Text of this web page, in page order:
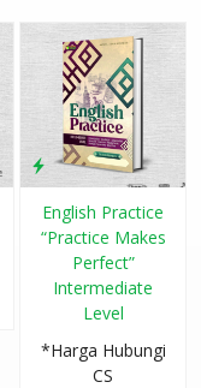
English Practice
“Practice Makes
Perfect”
Intermediate
Level
*Harga Hubungi
CS